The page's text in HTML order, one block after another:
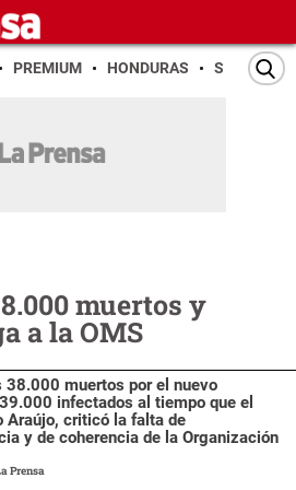
PREMIUM HONDURAS SAN PEDRO
muertos y
a la OMS
muertos por el nuevo
infectados al tiempo que el
Araújo, criticó la falta de
y de coherencia de la Organización
Prensa